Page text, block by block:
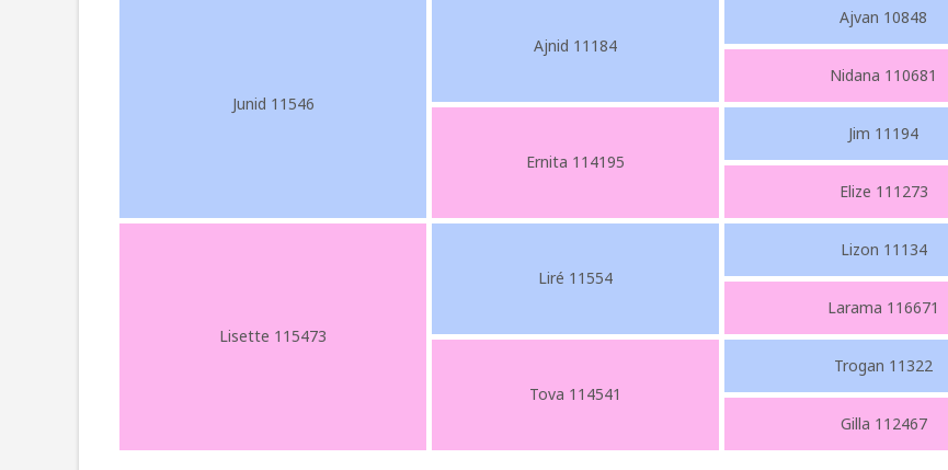
Junid 11546
Ajnid 11184
Ajvan 10848
Nidana 110681
Ernita 114195
Jim 11194
Elize 111273
Lisette 115473
Liré 11554
Lizon 11134
Larama 116671
Tova 114541
Trogan 11322
Gilla 112467